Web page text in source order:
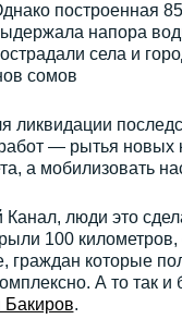
построенная
напора
села и
сомов
ликвидации
— рытья новых
а мобилизовать
люди это
100 километров,
граждан которые
А то так и
Бакиров.